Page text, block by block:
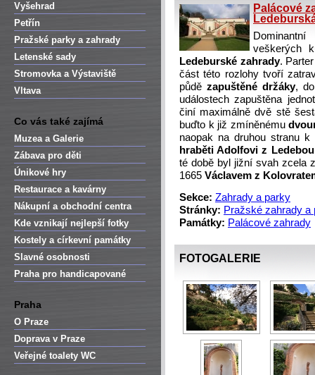
Vyšehrad
Petřín
Pražské parky a zahrady
Letenské sady
Stromovka a Výstaviště
Vltava
Co vás také zajímá
Muzea a Galerie
Zábava pro děti
Únikové hry
Restaurace a kavárny
Nákupní a obchodní centra
Kde vznikají nejlepší fotky
Kostely a církevní památky
Slavné osobnosti
Praha pro handicapované
Praha
O Praze
Doprava v Praze
Veřejné toalety WC
Palácové
veškerých
Ledeburské zahrady.
část této rozlohy tvoří
půdě zapuštěné držáky,
událostech zapuštěna
činí maximálně dvě stě
buďto k již zmíněnému
naopak na druhou stranu k
hraběti Adolfovi z
té době byl jižní svah zcela
1665 Václavem z
Sekce: Zahrady a parky
Stránky: Pražské zahrady a
Památky: Palácové zahrady
FOTOGALERIE